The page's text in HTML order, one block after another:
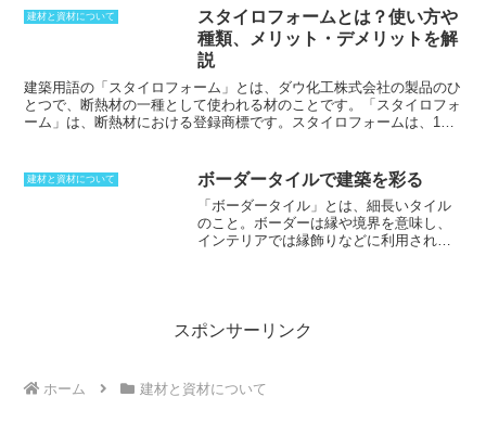
隣の区画に火災が延焼する可能性が高く
なるため、接する部分の壁や床などの構
造で延焼を防ぐ必要があります。この部
分を総称してスパンドレルと呼び、腰壁
と訳すこともできます。
メリカ合衆国から持ち込まれました。塩ビなどと比べ、製造に時間が
かかります。施工後は、原料の油分が臭気を残すものの次第に消滅し
ます。また、表面の油膜が剥がれると浸透性が格段に上がることによ
り、あとの床維持剤ののりが悪くなることもあります。そのため、硬
いパッドなどを避け、定期作業を行なう必要があります。公共の建物
によく用いられ、住宅ではトイレなどの水まわりに使われます。
建材と資材について
スタイロフォームとは？使い方や
種類、メリット・デメリットを解
説
建築用語の「 スタイロフォーム 」とは、 ダウ化工株式会社の製品のひ
とつで、断熱材の一種として使われる材のことです。
「スタイロフォ
ーム」 は、断熱材における登録商標です。
スタイロフォームは、1種
製造されます。1種は、
屋根や壁の断熱に使用され、2種は床の断熱
に使用され、3種は
冷蔵室や冷凍庫の断熱 に使用されます。
建材と資材について ボーダータイルで建築を彩る
「ボーダータイル」とは、細長いタイル
のこと。 ボーダーは縁や境界を意味し、
インテリアでは縁飾りなどに利用されて
凹凸のあるデザインが多いため、高級感
を演出したいときに用いられる場合が多
は、
められた石器質の物が使われる。
スポンサーリンク
ホーム 建材と資材について